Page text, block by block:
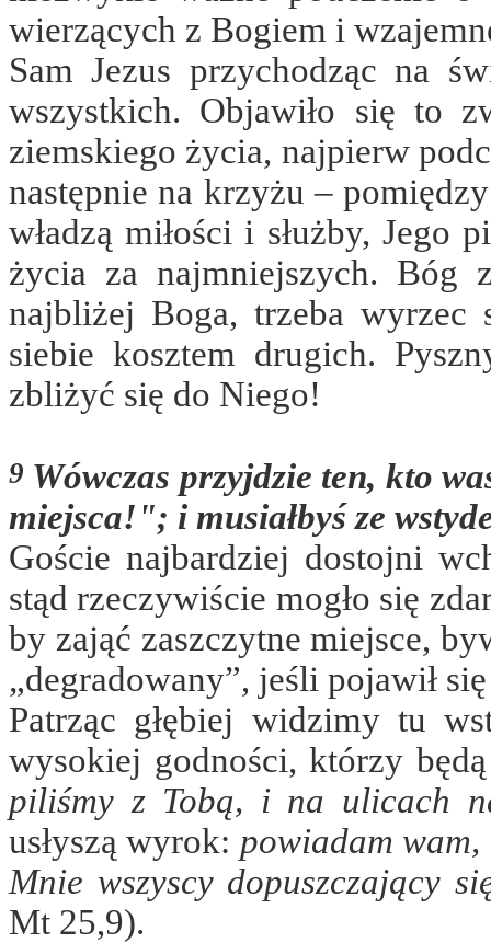
wierzących z Bogiem i
Sam Jezus przychodząc na
wszystkich. Objawiło się to
ziemskiego życia, najpierw
następnie na krzyżu –
władzą miłości i służby, Jego
życia za najmniejszych. Bóg
najbliżej Boga, trzeba wyrzec
siebie kosztem drugich.
zbliżyć się do Niego!
9 Wówczas przyjdzie ten, kto
miejsca!"; i musiałbyś ze
Goście najbardziej dostojni
stąd rzeczywiście mogło się
by zająć zaszczytne miejsce,
„degradowany”, jeśli pojawił
Patrząc głębiej widzimy tu
wysokiej godności, którzy
piliśmy z Tobą, i na ulicach
usłyszą wyrok: powiadam
Mnie wszyscy dopuszczający
Mt 25,9).